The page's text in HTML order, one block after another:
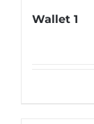
Wallet 1